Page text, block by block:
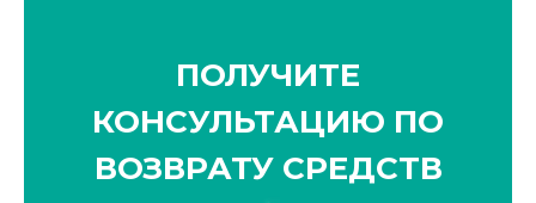
ПОЛУЧИТЕ
КОНСУЛЬТАЦИЮ ПО
ВОЗВРАТУ СРЕДСТВ